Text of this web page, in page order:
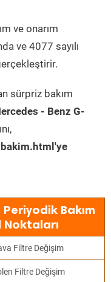
ve onarım
ve 4077 sayılı
sürpriz bakım
- Benz G-
Bakım
Filtre Değişim
Filtre Değişim